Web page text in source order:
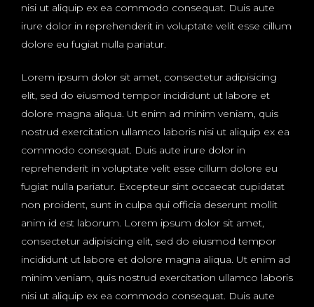
nisi ut aliquip ex ea commodo consequat. Duis aute
irure dolor in reprehenderit in voluptate velit esse cillum
dolore eu fugiat nulla pariatur.
Lorem ipsum dolor sit amet, consectetur adipisicing
elit, sed do eiusmod tempor incididunt ut labore et
dolore magna aliqua. Ut enim ad minim veniam, quis
nostrud exercitation ullamco laboris nisi ut aliquip ex ea
commodo consequat. Duis aute irure dolor in
reprehenderit in voluptate velit esse cillum dolore eu
fugiat nulla pariatur. Excepteur sint occaecat cupidatat
non proident, sunt in culpa qui officia deserunt mollit
anim id est laborum. Lorem ipsum dolor sit amet,
consectetur adipisicing elit, sed do eiusmod tempor
incididunt ut labore et dolore magna aliqua. Ut enim ad
minim veniam, quis nostrud exercitation ullamco laboris
nisi ut aliquip ex ea commodo consequat. Duis aute